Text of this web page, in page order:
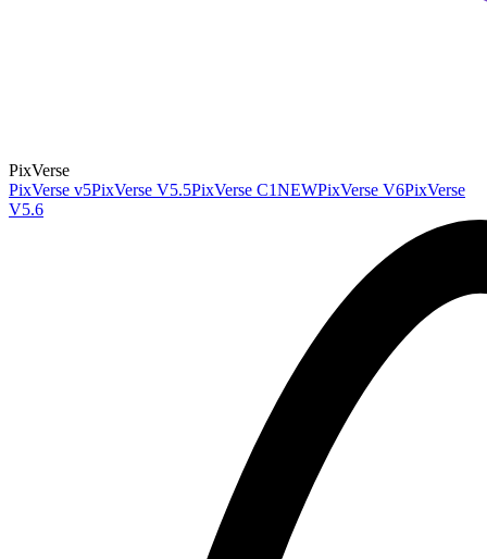
PixVerse
PixVerse v5PixVerse V5.5PixVerse C1NEWPixVerse V6PixVerse
V5.6